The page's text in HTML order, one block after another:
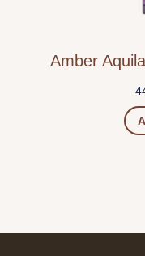
Amber